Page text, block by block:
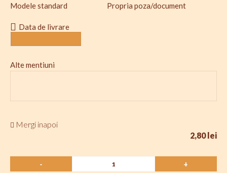
Modele standard
Propria poza/document
Data de livrare
Alte mentiuni
Mergi inapoi
2,80 lei
- +